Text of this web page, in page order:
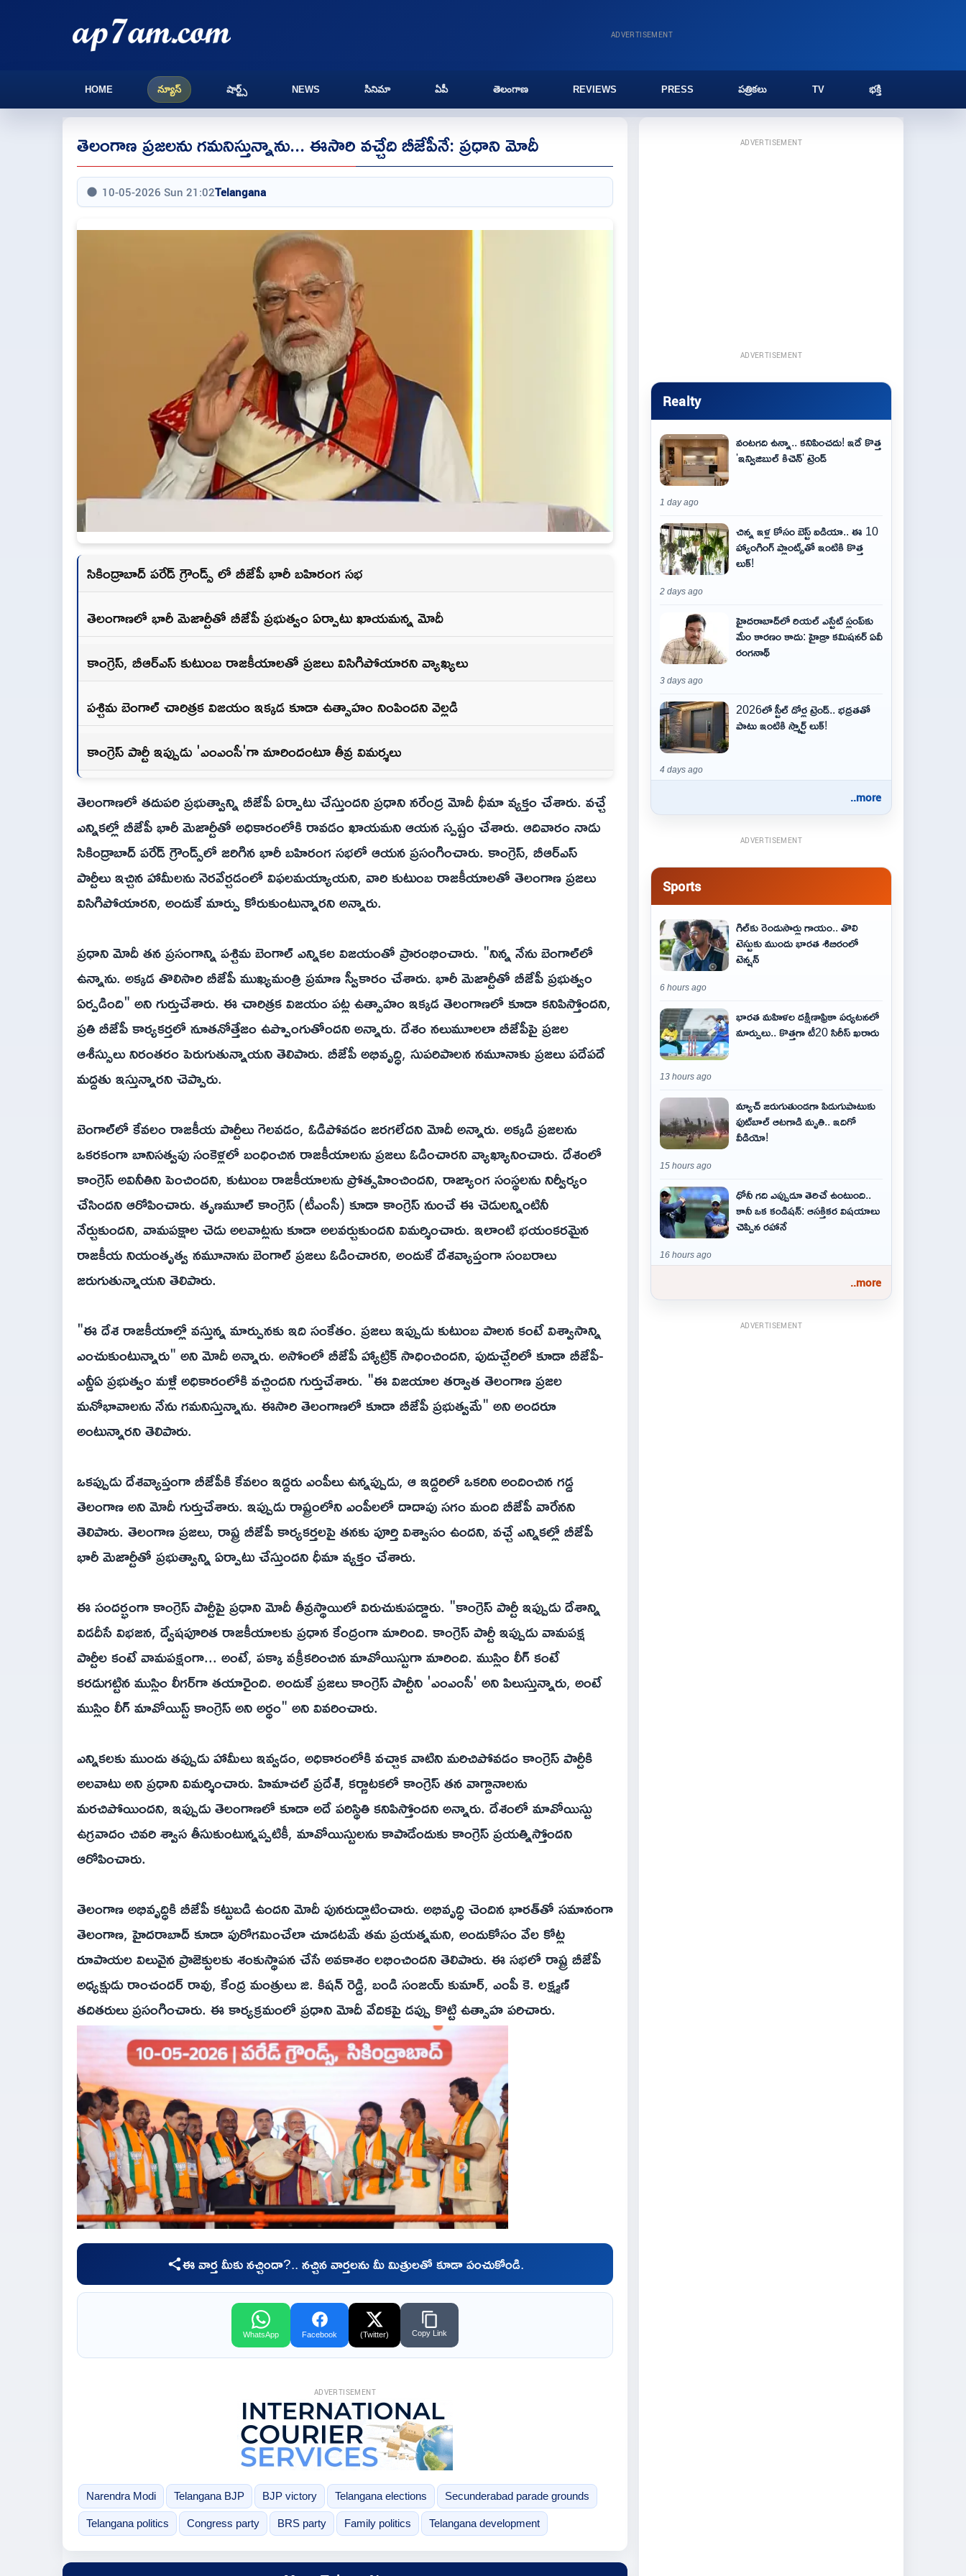
ADVERTISEMENT
HOME న్యూస్ షార్ట్స్ NEWS సినిమా ఏపీ తెలంగాణ REVIEWS PRESS పత్రికలు TV భక్తి
తెలంగాణ ప్రజలను గమనిస్తున్నాను... ఈసారి వచ్చేది బీజేపీనే: ప్రధాని మోదీ
10-05-2026 Sun 21:02Telangana
సికింద్రాబాద్ పరేడ్ గ్రౌండ్స్ లో బీజేపీ భారీ బహిరంగ సభ
తెలంగాణలో భారీ మెజార్టీతో బీజేపీ ప్రభుత్వం ఏర్పాటు ఖాయమన్న మోదీ
కాంగ్రెస్, బీఆర్ఎస్ కుటుంబ రాజకీయాలతో ప్రజలు విసిగిపోయారని వ్యాఖ్యలు
పశ్చిమ బెంగాల్ చారిత్రక విజయం ఇక్కడ కూడా ఉత్సాహం నింపిందని వెల్లడి
కాంగ్రెస్ పార్టీ ఇప్పుడు 'ఎంఎంసీ'గా మారిందంటూ తీవ్ర విమర్శలు
తెలంగాణలో తదుపరి ప్రభుత్వాన్ని బీజేపీ ఏర్పాటు చేస్తుందని ప్రధాని నరేంద్ర మోదీ ధీమా వ్యక్తం చేశారు. వచ్చే
ఎన్నికల్లో బీజేపీ భారీ మెజార్టీతో అధికారంలోకి రావడం ఖాయమని ఆయన స్పష్టం చేశారు. ఆదివారం నాడు
సికింద్రాబాద్ పరేడ్ గ్రౌండ్స్‌లో జరిగిన భారీ బహిరంగ సభలో ఆయన ప్రసంగించారు. కాంగ్రెస్, బీఆర్ఎస్
పార్టీలు ఇచ్చిన హామీలను నెరవేర్చడంలో విఫలమయ్యాయని, వారి కుటుంబ రాజకీయాలతో తెలంగాణ ప్రజలు
విసిగిపోయారని, అందుకే మార్పు కోరుకుంటున్నారని అన్నారు.
ప్రధాని మోదీ తన ప్రసంగాన్ని పశ్చిమ బెంగాల్ ఎన్నికల విజయంతో ప్రారంభించారు. "నిన్న నేను బెంగాల్‌లో
ఉన్నాను. అక్కడ తొలిసారి బీజేపీ ముఖ్యమంత్రి ప్రమాణ స్వీకారం చేశారు. భారీ మెజార్టీతో బీజేపీ ప్రభుత్వం
ఏర్పడింది" అని గుర్తుచేశారు. ఈ చారిత్రక విజయం పట్ల ఉత్సాహం ఇక్కడ తెలంగాణలో కూడా కనిపిస్తోందని,
ప్రతి బీజేపీ కార్యకర్తలో నూతనోత్తేజం ఉప్పొంగుతోందని అన్నారు. దేశం నలుమూలలా బీజేపీపై ప్రజల
ఆశీస్సులు నిరంతరం పెరుగుతున్నాయని తెలిపారు. బీజేపీ అభివృద్ధి, సుపరిపాలన నమూనాకు ప్రజలు పదేపదే
మద్దతు ఇస్తున్నారని చెప్పారు.
బెంగాల్‌లో కేవలం రాజకీయ పార్టీలు గెలవడం, ఓడిపోవడం జరగలేదని మోదీ అన్నారు. అక్కడి ప్రజలను
ఒకరకంగా బానిసత్వపు సంకెళ్లలో బంధించిన రాజకీయాలను ప్రజలు ఓడించారని వ్యాఖ్యానించారు. దేశంలో
కాంగ్రెస్ అవినీతిని పెంచిందని, కుటుంబ రాజకీయాలను ప్రోత్సహించిందని, రాజ్యాంగ సంస్థలను నిర్వీర్యం
చేసిందని ఆరోపించారు. తృణమూల్ కాంగ్రెస్ (టీఎంసీ) కూడా కాంగ్రెస్ నుంచే ఈ చెడులన్నింటినీ
నేర్చుకుందని, వామపక్షాల చెడు అలవాట్లను కూడా అలవర్చుకుందని విమర్శించారు. ఇలాంటి భయంకరమైన
రాజకీయ నియంతృత్వ నమూనాను బెంగాల్ ప్రజలు ఓడించారని, అందుకే దేశవ్యాప్తంగా సంబరాలు
జరుగుతున్నాయని తెలిపారు.
"ఈ దేశ రాజకీయాల్లో వస్తున్న మార్పునకు ఇది సంకేతం. ప్రజలు ఇప్పుడు కుటుంబ పాలన కంటే విశ్వాసాన్ని
ఎంచుకుంటున్నారు" అని మోదీ అన్నారు. అసోంలో బీజేపీ హ్యాట్రిక్ సాధించిందని, పుదుచ్చేరిలో కూడా బీజేపీ-
ఎన్డీఏ ప్రభుత్వం మళ్లీ అధికారంలోకి వచ్చిందని గుర్తుచేశారు. "ఈ విజయాల తర్వాత తెలంగాణ ప్రజల
మనోభావాలను నేను గమనిస్తున్నాను. ఈసారి తెలంగాణలో కూడా బీజేపీ ప్రభుత్వమే" అని అందరూ
అంటున్నారని తెలిపారు.
ఒకప్పుడు దేశవ్యాప్తంగా బీజేపీకి కేవలం ఇద్దరు ఎంపీలు ఉన్నప్పుడు, ఆ ఇద్దరిలో ఒకరిని అందించిన గడ్డ
తెలంగాణ అని మోదీ గుర్తుచేశారు. ఇప్పుడు రాష్ట్రంలోని ఎంపీలలో దాదాపు సగం మంది బీజేపీ వారేనని
తెలిపారు. తెలంగాణ ప్రజలు, రాష్ట్ర బీజేపీ కార్యకర్తలపై తనకు పూర్తి విశ్వాసం ఉందని, వచ్చే ఎన్నికల్లో బీజేపీ
భారీ మెజార్టీతో ప్రభుత్వాన్ని ఏర్పాటు చేస్తుందని ధీమా వ్యక్తం చేశారు.
ఈ సందర్భంగా కాంగ్రెస్ పార్టీపై ప్రధాని మోదీ తీవ్రస్థాయిలో విరుచుకుపడ్డారు. "కాంగ్రెస్ పార్టీ ఇప్పుడు దేశాన్ని
విడదీసే విభజన, ద్వేషపూరిత రాజకీయాలకు ప్రధాన కేంద్రంగా మారింది. కాంగ్రెస్ పార్టీ ఇప్పుడు వామపక్ష
పార్టీల కంటే వామపక్షంగా... అంటే, పక్కా వక్రీకరించిన మావోయిస్టుగా మారింది. ముస్లిం లీగ్ కంటే
కరడుగట్టిన ముస్లిం లీగర్‌గా తయారైంది. అందుకే ప్రజలు కాంగ్రెస్ పార్టీని 'ఎంఎంసీ' అని పిలుస్తున్నారు, అంటే
ముస్లిం లీగ్ మావోయిస్ట్ కాంగ్రెస్ అని అర్థం" అని వివరించారు.
ఎన్నికలకు ముందు తప్పుడు హామీలు ఇవ్వడం, అధికారంలోకి వచ్చాక వాటిని మరిచిపోవడం కాంగ్రెస్ పార్టీకి
అలవాటు అని ప్రధాని విమర్శించారు. హిమాచల్ ప్రదేశ్, కర్ణాటకలో కాంగ్రెస్ తన వాగ్దానాలను
మరచిపోయిందని, ఇప్పుడు తెలంగాణలో కూడా అదే పరిస్థితి కనిపిస్తోందని అన్నారు. దేశంలో మావోయిస్టు
ఉగ్రవాదం చివరి శ్వాస తీసుకుంటున్నప్పటికీ, మావోయిస్టులను కాపాడేందుకు కాంగ్రెస్ ప్రయత్నిస్తోందని
ఆరోపించారు.
తెలంగాణ అభివృద్ధికి బీజేపీ కట్టుబడి ఉందని మోదీ పునరుద్ఘాటించారు. అభివృద్ధి చెందిన భారత్‌తో సమానంగా
తెలంగాణ, హైదరాబాద్ కూడా పురోగమించేలా చూడటమే తమ ప్రయత్నమని, అందుకోసం వేల కోట్ల
రూపాయల విలువైన ప్రాజెక్టులకు శంకుస్థాపన చేసే అవకాశం లభించిందని తెలిపారు. ఈ సభలో రాష్ట్ర బీజేపీ
అధ్యక్షుడు రాంచందర్ రావు, కేంద్ర మంత్రులు జి. కిషన్ రెడ్డి, బండి సంజయ్ కుమార్, ఎంపీ కె. లక్ష్మణ్
తదితరులు ప్రసంగించారు. ఈ కార్యక్రమంలో ప్రధాని మోదీ వేదికపై డప్పు కొట్టి ఉత్సాహ పరిచారు.
ఈ వార్త మీకు నచ్చిందా?.. నచ్చిన వార్తలను మీ మిత్రులతో కూడా పంచుకోండి.
WhatsApp Facebook (Twitter) Copy Link
ADVERTISEMENT
Narendra Modi Telangana BJP BJP victory Telangana elections Secunderabad parade grounds
Telangana politics Congress party BRS party Family politics Telangana development
ADVERTISEMENT
ADVERTISEMENT
Realty
వంటగది ఉన్నా.. కనిపించదు! ఇదే కొత్త
'ఇన్విజిబుల్ కిచెన్' ట్రెండ్
1 day ago
చిన్న ఇళ్ల కోసం బెస్ట్ ఐడియా.. ఈ 10
హ్యాంగింగ్ ప్లాంట్స్‌తో ఇంటికి కొత్త
లుక్!
2 days ago
హైదరాబాద్‌లో రియల్ ఎస్టేట్ స్లంప్‌కు
మేం కారణం కాదు: హైడ్రా కమిషనర్ ఏవీ
రంగనాథ్
3 days ago
2026లో స్టీల్ డోర్ల ట్రెండ్.. భద్రతతో
పాటు ఇంటికి స్మార్ట్ లుక్!
4 days ago
..more
ADVERTISEMENT
Sports
గిల్‌కు రెండుసార్లు గాయం.. తొలి
టెస్టుకు ముందు భారత శిబిరంలో
టెన్షన్
6 hours ago
భారత మహిళల దక్షిణాఫ్రికా పర్యటనలో
మార్పులు.. కొత్తగా టీ20 సిరీస్ ఖరారు
13 hours ago
మ్యాచ్ జరుగుతుండగా పిడుగుపాటుకు
ఫుట్‌బాల్ ఆటగాడి మృతి.. ఇదిగో
వీడియో!
15 hours ago
ధోనీ గది ఎప్పుడూ తెరిచే ఉంటుంది..
కానీ ఒక కండిషన్: ఆసక్తికర విషయాలు
చెప్పిన రహానే
16 hours ago
..more
ADVERTISEMENT